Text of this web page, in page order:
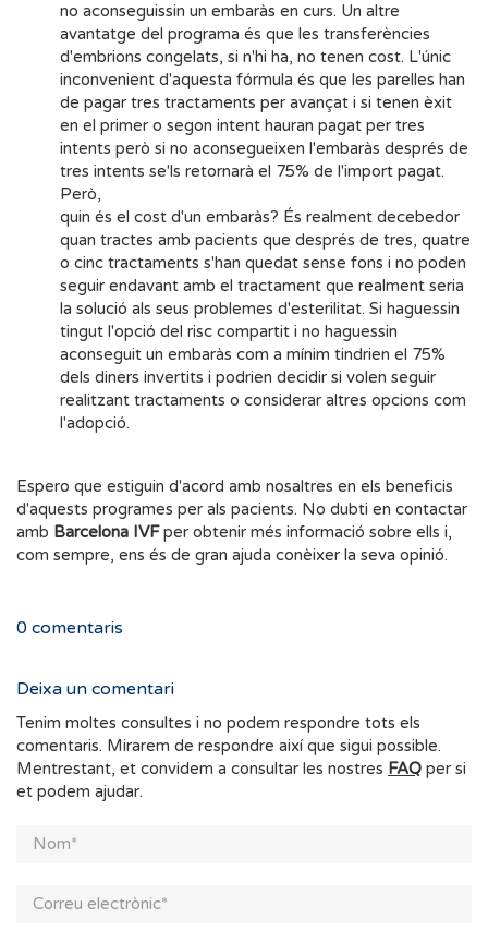
no aconseguissin un embaràs en curs. Un altre
avantatge del programa és que les transferències
d'embrions congelats, si n'hi ha, no tenen cost. L'únic
inconvenient d'aquesta fórmula és que les parelles han
de pagar tres tractaments per avançat i si tenen èxit
en el primer o segon intent hauran pagat per tres
intents però si no aconsegueixen l'embaràs després de
tres intents se'ls retornarà el 75% de l'import pagat.
Però,
quin és el cost d'un embaràs? És realment decebedor
quan tractes amb pacients que després de tres, quatre
o cinc tractaments s'han quedat sense fons i no poden
seguir endavant amb el tractament que realment seria
la solució als seus problemes d'esterilitat. Si haguessin
tingut l'opció del risc compartit i no haguessin
aconseguit un embaràs com a mínim tindrien el 75%
dels diners invertits i podrien decidir si volen seguir
realitzant tractaments o considerar altres opcions com
l'adopció.
Espero que estiguin d'acord amb nosaltres en els beneficis
d'aquests programes per als pacients. No dubti en contactar
amb Barcelona IVFper obtenir més informació sobre ells i,
com sempre, ens és de gran ajuda conèixer la seva opinió.
0 comentaris
Deixa un comentari
Tenim moltes consultes i no podem respondre tots els
comentaris. Mirarem de respondre així que sigui possible.
Mentrestant, et convidem a consultar les nostres FAQ per si
et podem ajudar.